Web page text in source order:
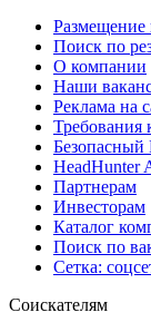
Размещение
Поиск по
О компании
Наши
Реклама на
Безопасный
HeadHunter
Партнерам
Инвесторам
Каталог
Поиск по
Сетка:
Соискателям